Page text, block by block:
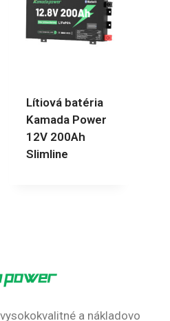
Lítiová batéria
Kamada Power
12V 200Ah
Slimline
a nákladovo